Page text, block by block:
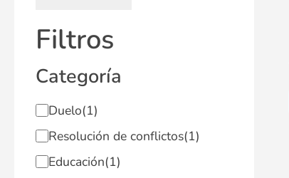
Filtros
Categoría
Duelo(1)
Resolución de conflictos(1)
Educación(1)